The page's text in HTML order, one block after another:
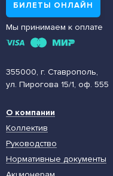
355000, г. Ставрополь,
ул. Пирогова 15/1, оф. 555
БИЛЕТЫ ОНЛАЙН
Мы принимаем к оплате
О компании
Коллектив
Руководство
Нормативные документы